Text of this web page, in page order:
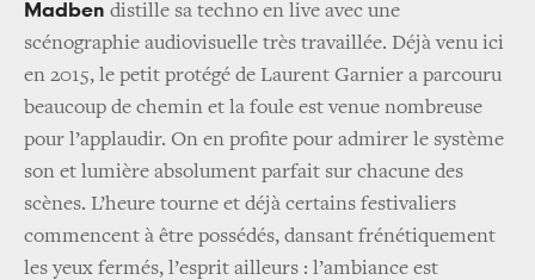
Madben distille sa techno en live avec une
scénographie audiovisuelle très travaillée. Déjà venu ici
en 2015, le petit protégé de Laurent Garnier a parcouru
beaucoup de chemin et la foule est venue nombreuse
pour l’applaudir. On en profite pour admirer le système
son et lumière absolument parfait sur chacune des
scènes. L’heure tourne et déjà certains festivaliers
commencent à être possédés, dansant frénétiquement
les yeux fermés, l’esprit ailleurs : l’ambiance est